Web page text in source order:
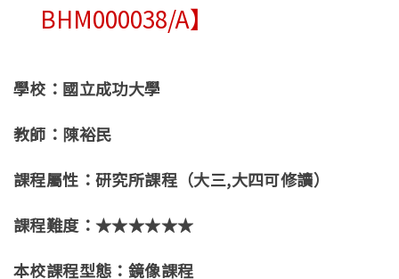
BHM000038/A】
學校：國立成功大學
教師：陳裕民
課程屬性：研究所課程（大三,大四可修讀）
課程難度：★★★★★★
本校課程型態：鏡像課程